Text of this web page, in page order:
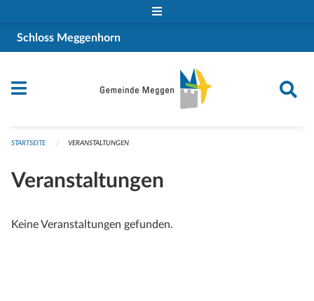
Schloss Meggenhorn
STARTSEITE VERANSTALTUNGEN
Veranstaltungen
Keine Veranstaltungen gefunden.